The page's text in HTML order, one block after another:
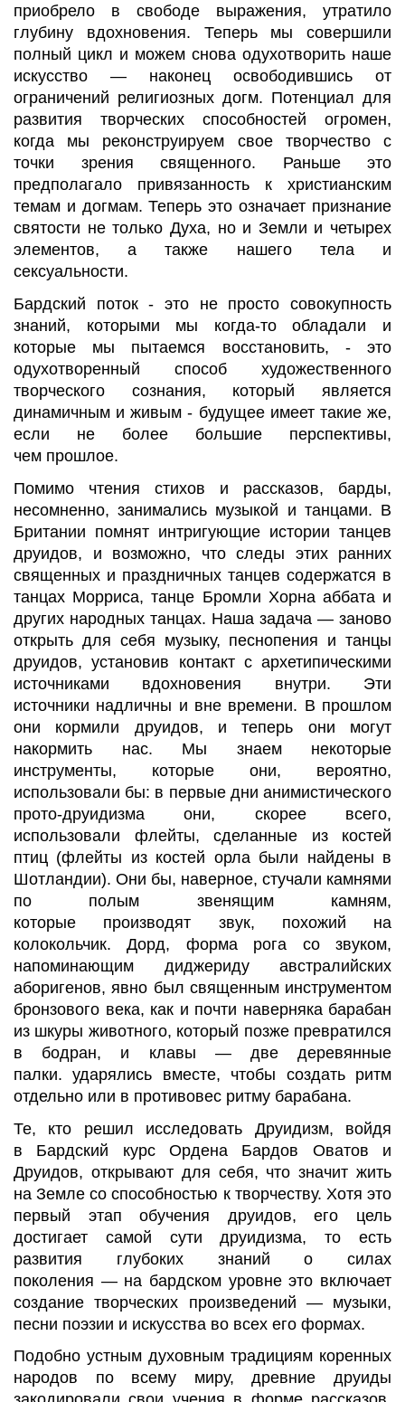
приобрело в свободе выражения, утратило
глубину вдохновения. Теперь мы совершили
полный цикл и можем снова одухотворить наше
искусство — наконец освободившись от
ограничений религиозных догм. Потенциал для
развития творческих способностей огромен,
когда мы реконструируем свое творчество с
точки зрения священного. Раньше это
предполагало привязанность к христианским
темам и догмам. Теперьэто означает признание
святости не только Духа, но и Земли и четырех
элементов, а также нашего тела и
сексуальности.
Бардский поток - это не просто совокупность
знаний, которыми мы когда-то обладали и
которые мы пытаемся восстановить, - это
одухотворенный способ художественного
творческого сознания, который является
динамичным и живым - будущее имеет такие же,
если не более большие перспективы,
чем прошлое.
Помимо чтения стихов и рассказов, барды,
несомненно, занимались музыкой и танцами. В
Британии помнят интригующие истории танцев
друидов, и возможно, что следы этих ранних
священных и праздничных танцев содержатся в
танцах Морриса, танце Бромли Хорнааббата и
других народных танцах. Наша задача — заново
открыть для себя музыку, песнопения и танцы
друидов, установив контакт с архетипическими
источниками вдохновения внутри. Эти
источники надличны и вне времени. В прошлом
они кормили друидов, и теперь они могут
накормить нас. Мы знаем некоторые
инструменты, которые они, вероятно,
использовали бы: в первые дни анимистического
прото-друидизма они, скорее всего,
использовали флейты, сделанные из костей
птиц (флейты из костей орла были найдены в
Шотландии). Они бы, наверное, стучали камнями
по полым звенящим камням,
которые производят звук, похожий на
колокольчик.Дорд, форма рога со звуком,
напоминающим диджеридуавстралийских
аборигенов, явно был священным инструментом
бронзового века, как и почти наверняка барабан
из шкуры животного, который позже превратился
в бодран, и клавы —две деревянные
палки.ударялись вместе, чтобы создать ритм
отдельно или в противовес ритму барабана.
Те, кто решил исследовать Друидизм, войдя
в Бардский курс Ордена Бардов Оватов и
Друидов, открывают для себя, что значит жить
на Земле со способностью к творчеству. Хотя это
первый этап обучения друидов, его цель
достигает самой сути друидизма, то есть
развития глубоких знаний о силах
поколения —на бардском уровне это включает
создание творческих произведений —музыки,
песни поэзии и искусства во всех его формах.
Подобно устным духовным традициям коренных
народов по всему миру, древние друиды